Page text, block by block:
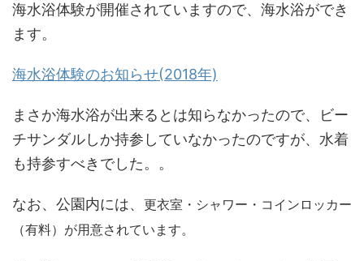
海水浴体験が開催されていますので、海水浴ができ
ます。
海水浴体験のお知らせ(2018年)
まさか海水浴が出来るとは知らなかったので、ビー
チサンダルしか持参していなかったのですが、水着
も持参すべきでした。。
なお、公園内には、
更衣室・シャワー・コインロッカー
（有料）が用意されています。